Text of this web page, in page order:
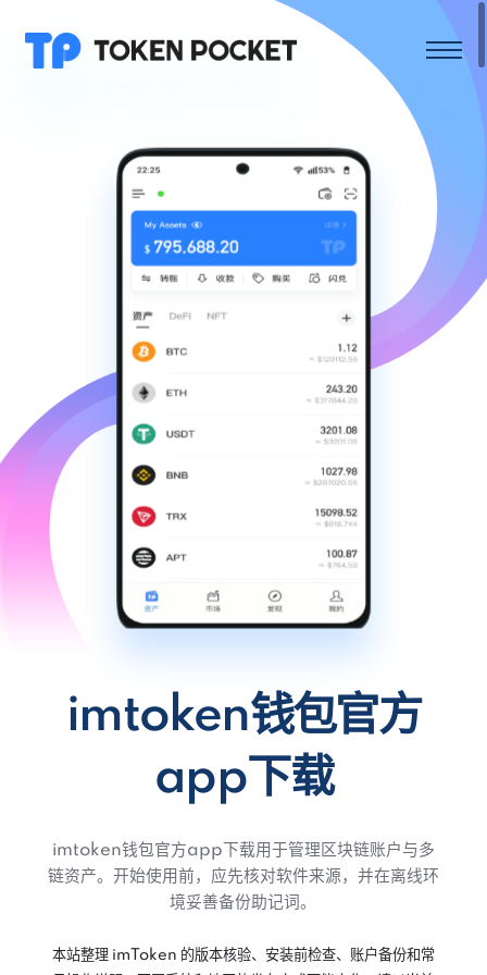
imtoken钱包官方
app下载
imtoken钱包官方app下载用于管理区块链账户与多
链资产。开始使用前，应先核对软件来源，并在离线环
境妥善备份助记词。
本站整理 imToken 的版本核验、安装前检查、账户备份和常